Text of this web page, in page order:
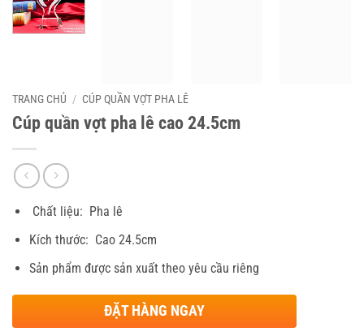
TRANG CHỦ / CÚP QUẦN VỢT PHA LÊ
Cúp quần vợt pha lê cao 24.5cm
Chất liệu: Pha lê
Kích thước: Cao 24.5cm
Sản phẩm được sản xuất theo yêu cầu riêng
ĐẶT HÀNG NGAY